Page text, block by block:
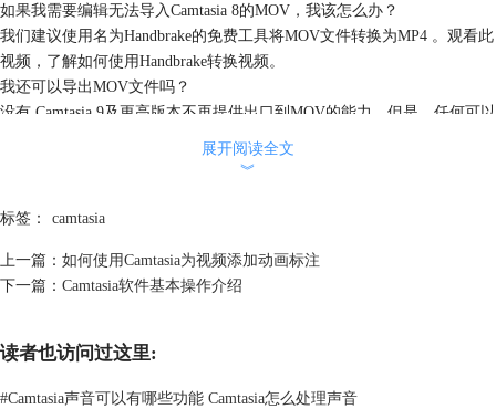
如果我需要编辑无法导入Camtasia 8的MOV，我该怎么办？
我们建议使用名为Handbrake的免费工具将MOV文件转换为MP4 。观看此
视频，了解如何使用Handbrake转换视频。
我还可以导出MOV文件吗？
没有.Camtasia 9及更高版本不再提供出口到MOV的能力。但是，任何可以
播放MOV文件的播放器也可以播放MP4文件。
如果您有任何其他问题，请单击上面的“提交票证”按钮与我们的支持团队
展开阅读全文
︾
标签： camtasia
上一篇： 如何使用Camtasia为视频添加动画标注
下一篇： Camtasia软件基本操作介绍
读者也访问过这里:
#Camtasia声音可以有哪些功能 Camtasia怎么处理声音